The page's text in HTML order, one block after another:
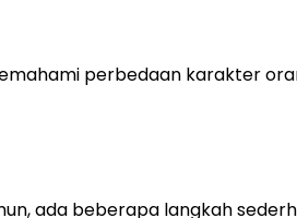
perbedaan karakter
ada beberapa langkah